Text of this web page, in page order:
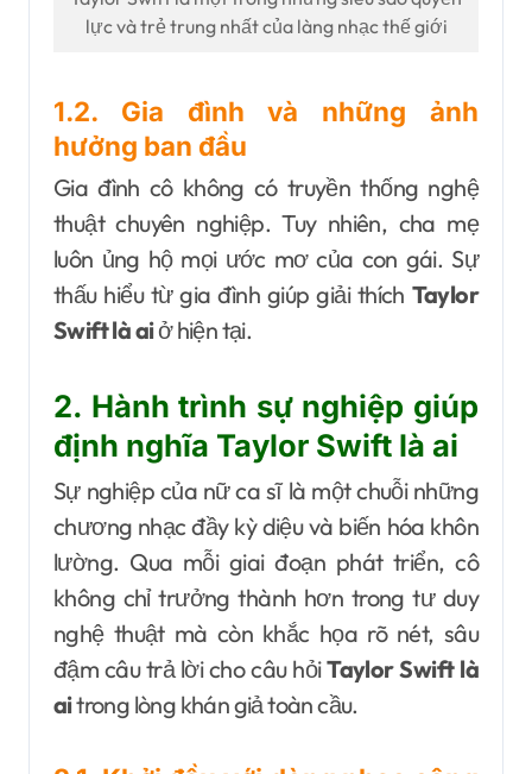
lực và trẻ trung nhất của làng nhạc thế giới
1.2. Gia đình và những ảnh
hưởng ban đầu
Gia đình cô không có truyền thống nghệ
thuật chuyên nghiệp. Tuy nhiên, cha mẹ
luôn ủng hộ mọi ước mơ của con gái. Sự
thấu hiểu từ gia đình giúp giải thích Taylor
Swift là aiở hiện tại.
2. Hành trình sự nghiệp giúp
định nghĩa Taylor Swift là ai
Sự nghiệp của nữ ca sĩ là một chuỗi những
chương nhạc đầy kỳ diệu và biến hóa khôn
lường. Qua mỗi giai đoạn phát triển, cô
không chỉ trưởng thành hơn trong tư duy
nghệ thuật mà còn khắc họa rõ nét, sâu
đậm câu trả lời cho câu hỏiTaylor Swift là
aitrong lòng khán giả toàn cầu.